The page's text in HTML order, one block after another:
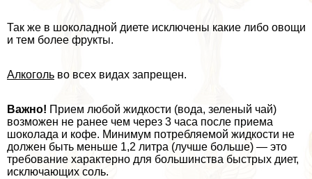
Так же в шоколадной диете исключены какие либо овощи
и тем более фрукты.
Алкоголь во всех видах запрещен.
Важно! Прием любой жидкости (вода, зеленый чай)
возможен не ранее чем через 3 часа после приема
шоколада и кофе. Минимум потрeбляемой жидкости не
должен быть меньше 1,2 литра (лучше больше) — это
требование хаpaктерно для большинства быстрых диет,
исключающих соль.